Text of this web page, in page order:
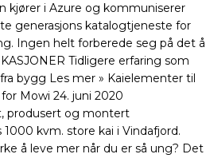
kjører i Azure og kommuniserer
generasjons katalogtjeneste for
Ingen helt forberede seg på det å
Tidligere erfaring som
bygg Les mer » Kaielementer til
Mowi 24. juni 2020
produsert og montert
kvm. store kai i Vindafjord.
å leve mer når du er så ung? Det